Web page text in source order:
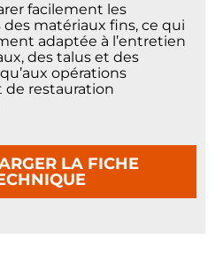
facilement les
matériaux fins, ce qui
adaptée à l’entretien
des talus et des
opérations
de restauration
LA FICHE